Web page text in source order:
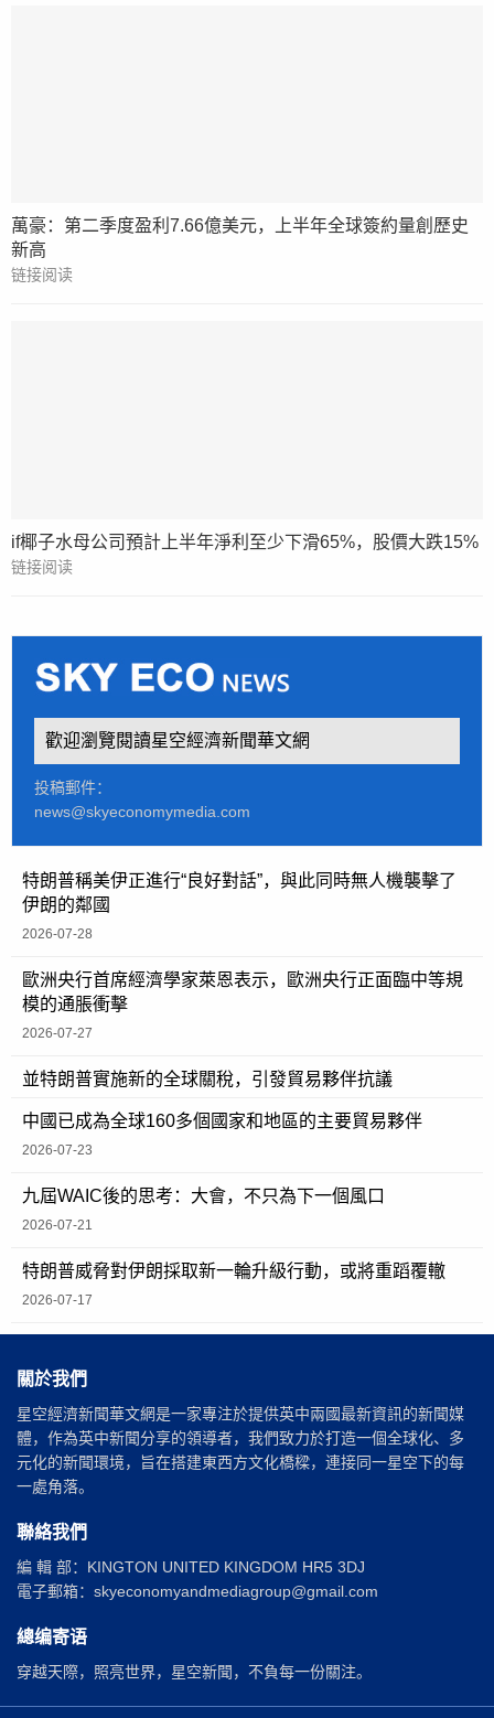
萬豪：第二季度盈利7.66億美元，上半年全球簽約量創歷史
新高
链接阅读
if椰子水母公司預計上半年淨利至少下滑65%，股價大跌15%
链接阅读
歡迎瀏覽閱讀星空經濟新聞華文網
投稿郵件：
news@skyeconomymedia.com
特朗普稱美伊正進行“良好對話”，與此同時無人機襲擊了
伊朗的鄰國
2026-07-28
歐洲央行首席經濟學家萊恩表示，歐洲央行正面臨中等規
模的通脹衝擊
2026-07-27
並特朗普實施新的全球關稅，引發貿易夥伴抗議
中國已成為全球160多個國家和地區的主要貿易夥伴
2026-07-23
九屆WAIC後的思考：大會，不只為下一個風口
2026-07-21
特朗普威脅對伊朗採取新一輪升級行動，或將重蹈覆轍
2026-07-17
關於我們
星空經濟新聞華文網是一家專注於提供英中兩國最新資訊的新聞媒
體，作為英中新聞分享的領導者，我們致力於打造一個全球化、多
元化的新聞環境，旨在搭建東西方文化橋樑，連接同一星空下的每
一處角落。
聯絡我們
編 輯 部：KINGTON UNITED KINGDOM HR5 3DJ
電子郵箱：skyeconomyandmediagroup@gmail.com
總编寄语
穿越天際，照亮世界，星空新聞，不負每一份關注。